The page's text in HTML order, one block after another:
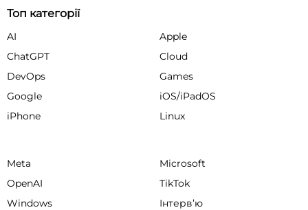
Топ категорії
AI
Apple
ChatGPT
Cloud
DevOps
Games
Google
iOS/iPadOS
iPhone
Linux
Meta
Microsoft
OpenAI
TikTok
Windows
Інтервʼю